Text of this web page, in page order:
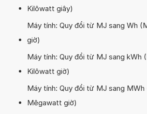
Kilôwatt giây)
Máy tính: Quy đổi từ MJ sang Wh
giờ)
Máy tính: Quy đổi từ MJ sang kWh
Kilôwatt giờ)
Máy tính: Quy đổi từ MJ sang MWh
Mêgawatt giờ)